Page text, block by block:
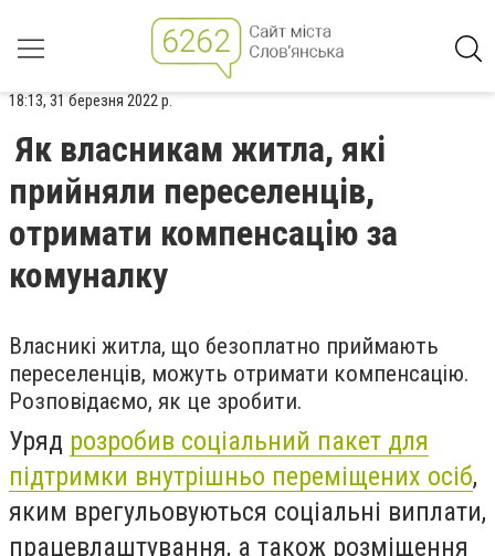
18:13, 31 березня 2022 р.
Як власникам житла, які
прийняли переселенців,
отримати компенсацію за
комуналку
Власникі житла, що безоплатно приймають
переселенців, можуть отримати компенсацію.
Розповідаємо, як це зробити.
Уряд розробив соціальний пакет для
підтримки внутрішньо переміщених осіб,
яким врегульовуються соціальні виплати,
працевлаштування, а також розміщення